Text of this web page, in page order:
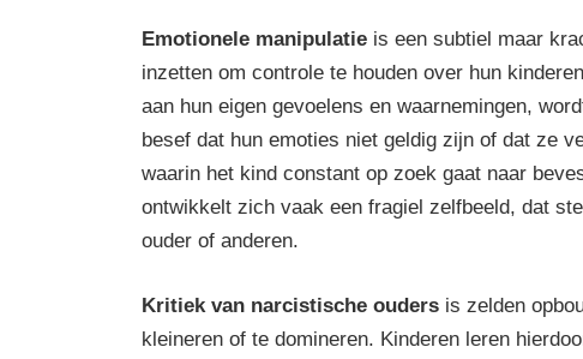
Emotionele manipulatieis een subtiel maar
inzetten om controle te houden over hun
aan hun eigen gevoelens en waarnemingen,
besef dat hun emoties niet geldig zijn of dat ze
waarin het kind constant op zoek gaat naar
ontwikkelt zich vaak een fragiel zelfbeeld, dat
ouder of anderen.
Kritiek van narcistische oudersis zelden
kleineren of te domineren. Kinderen leren